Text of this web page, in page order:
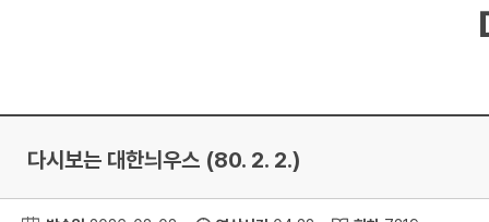
다시보는 대한늬우스 (80. 2. 2.)